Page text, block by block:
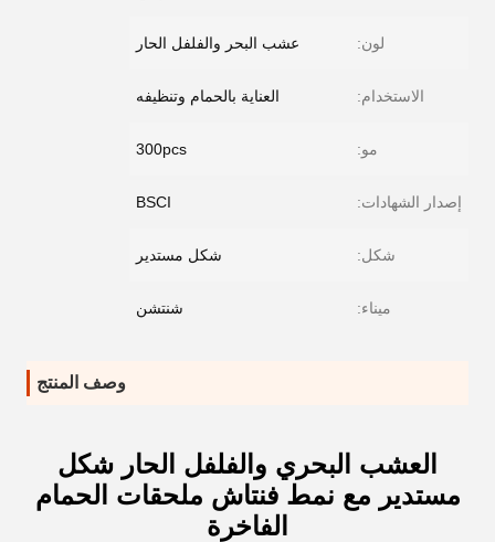
لون: عشب البحر والفلفل الحار
الاستخدام: العناية بالحمام وتنظيفه
مو: 300pcs
إصدار الشهادات: BSCI
شكل: شكل مستدير
ميناء: شنتشن
وصف المنتج
العشب البحري والفلفل الحار شكل
مستدير مع نمط فنتاش ملحقات الحمام
الفاخرة